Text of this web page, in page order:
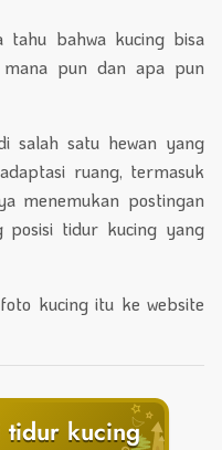
tahu bahwa kucing bisa
pun dan apa pun
salah satu hewan yang
ruang, termasuk
menemukan postingan
tidur kucing yang
kucing itu ke website
kucing